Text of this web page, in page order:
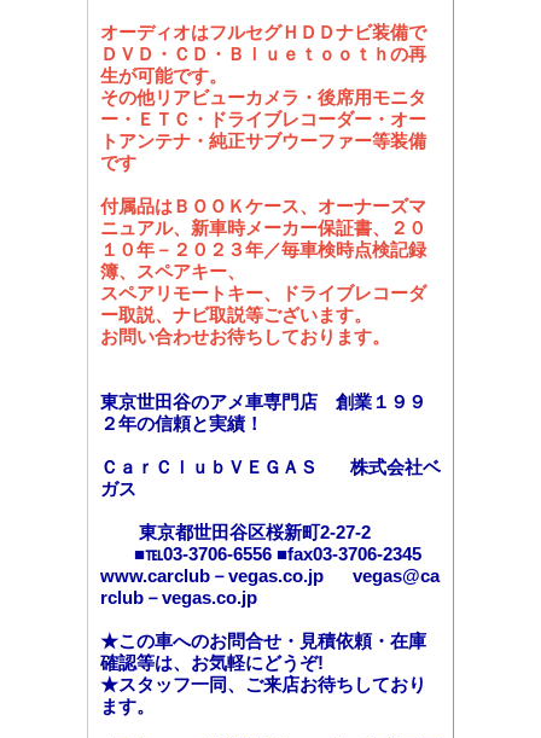
オーディオはフルセグＨＤＤナビ装備で
ＤＶＤ・ＣＤ・Ｂｌｕｅｔｏｏｔｈの再
生が可能です。
その他リアビューカメラ・後席用モニタ
ー・ＥＴＣ・ドライブレコーダー・オー
トアンテナ・純正サブウーファー等装備
です
付属品はＢＯＯＫケース、オーナーズマ
ニュアル、新車時メーカー保証書、２０
１０年－２０２３年／毎車検時点検記録
簿、スペアキー、
スペアリモートキー、ドライブレコーダ
ー取説、ナビ取説等ございます。
お問い合わせお待ちしております。
東京世田谷のアメ車専門店 創業１９９
２年の信頼と実績！
ＣａｒＣｌｕｂＶＥＧＡＳ 株式会社ベ
ガス
東京都世田谷区桜新町2-27-2
■℡03-3706-6556 ■fax03-3706-2345
www.carclub－vegas.co.jp vegas@ca
rclub－vegas.co.jp
★この車へのお問合せ・見積依頼・在庫
確認等は、お気軽にどうぞ!
★スタッフ一同、ご来店お待ちしており
ます。